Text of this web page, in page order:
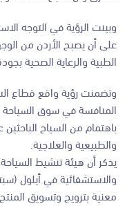
وبينت الرؤية في التوجه
على أن يصبح الأردن من
الطبية والرعاية الصحية
وتضمنت رؤية واقع قطاع
المنافسة في سوق السياحة
باهتمام من السياح
والطبيعية والعلاجية.
يذكر أن هيئة تنشيط
معنية بترويج وتسويق